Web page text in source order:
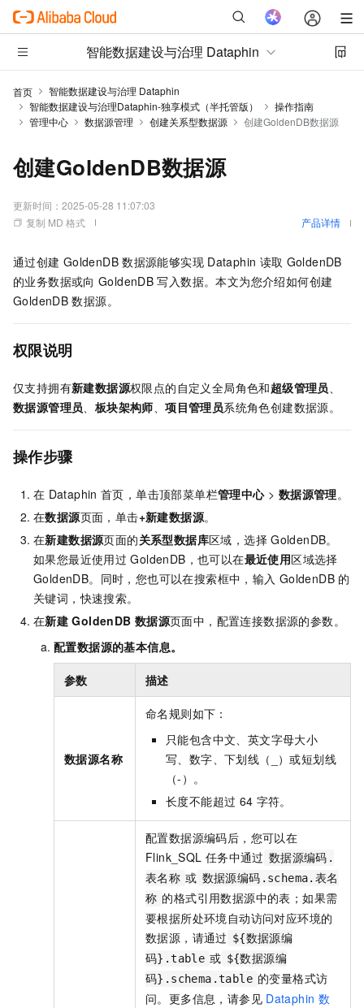
智能数据建设与治理 Dataphin
首页
智能数据建设与治理 Dataphin
智能数据建设与治理Dataphin-独享模式（半托管版）
操作指南
管理中心
数据源管理 创建关系型数据源 创建GoldenDB数据源
创建GoldenDB数据源
更新时间： 2025-05-28 11:07:03
复制 MD 格式
产品详情
通过创建 GoldenDB 数据源能够实现 Dataphin 读取 GoldenDB
的业务数据或向 GoldenDB 写入数据。本文为您介绍如何创建
GoldenDB 数据源。
权限说明
仅支持拥有新建数据源权限点的自定义全局角色和超级管理员、
数据源管理员、 板块架构师、项目管理员系统角色创建数据源。
操作步骤
在 Dataphin 首页，单击顶部菜单栏管理中心> 数据源管理。
在数据源页面，单击+新建数据源。
在新建数据源页面的关系型数据库区域，选择 GoldenDB。
如果您最近使用过 GoldenDB，也可以在最近使用区域选择
GoldenDB。同时，您也可以在搜索框中，输入 GoldenDB 的
关键词，快速搜索。
在新建 GoldenDB 数据源页面中，配置连接数据源的参数。
配置数据源的基本信息。
参数 描述
数据源名称
命名规则如下：
只能包含中文、英文字母大小
写、数字、下划线（_）或短划线
（-）。
长度不能超过 64 字符。
配置数据源编码后，您可以在
Flink_SQL 任务中通过 数据源编码.
表名称 或 数据源编码.schema.表名
称 的格式引用数据源中的表；如果需
要根据所处环境自动访问对应环境的
数据源，请通过 ${数据源编
码}.table 或 ${数据源编
码}.schema.table 的变量格式访
问。更多信息，请参见 Dataphin 数